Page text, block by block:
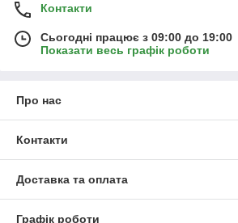
Контакти
Сьогодні працює з 09:00 до 19:00
Показати весь графік роботи
Про нас
Контакти
Доставка та оплата
Графік роботи